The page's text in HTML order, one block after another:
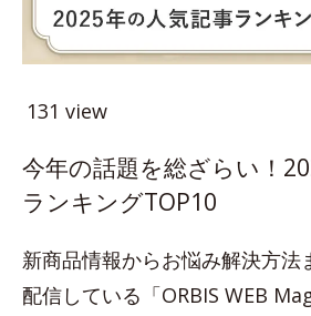
131 view
今年の話題を総ざらい！
ランキングTOP10
新商品情報からお悩み解決方法
配信している「ORBIS WEB